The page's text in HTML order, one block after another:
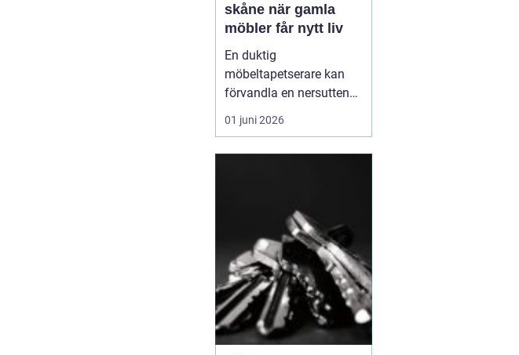
skåne när gamla
möbler får nytt liv
En duktig
möbeltapetserare kan
förvandla en nersutten
fåtölj eller en fläckig
soffa till en favoritmöbel
och många väljer i dag
att renovera istället för
att köpa nytt. Det sparar
både p...
01 juni 2026